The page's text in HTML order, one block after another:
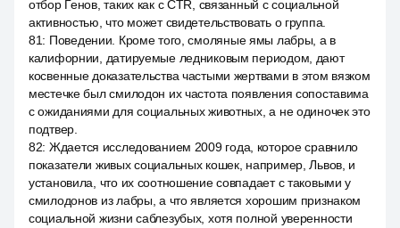
отбор Генов, таких как c CTR, связанный с социальной
активностью, что может свидетельствовать о группа.
81: Поведении. Кроме того, смоляные ямы лабры, а в
калифорнии, датируемые ледниковым периодом, дают
косвенные доказательства частыми жертвами в этом вязком
местечке был смилодон их частота появления сопоставима
с ожиданиями для социальных животных, а не одиночек это
подтвер.
82: Ждается исследованием 2009 года, которое сравнило
показатели живых социальных кошек, например, Львов, и
установила, что их соотношение совпадает с таковыми у
смилодонов из лабры, а что является хорошим признаком
социальной жизни саблезубых, хотя полной уверенности